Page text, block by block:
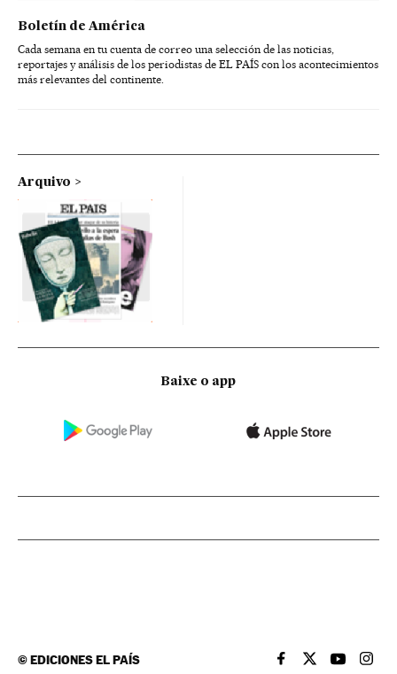
Boletín de América
Cada semana en tu cuenta de correo una selección de las noticias,
reportajes y análisis de los periodistas de EL PAÍS con los acontecimientos
más relevantes del continente.
Arquivo
Baixe o app
©EDICIONES EL PAÍS EL PAÍS BRASIL EN
EL PAÍSEL PAÍS
EL